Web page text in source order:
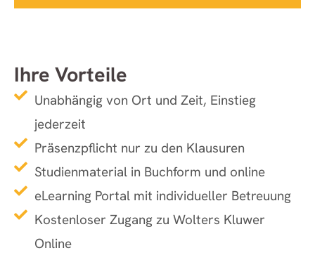
Ihre Vorteile
Unabhängig von Ort und Zeit, Einstieg
jederzeit
Präsenzpflicht nur zu den Klausuren
Studienmaterial in Buchform und online
eLearning Portal mit individueller Betreuung
Kostenloser Zugang zu Wolters Kluwer
Online